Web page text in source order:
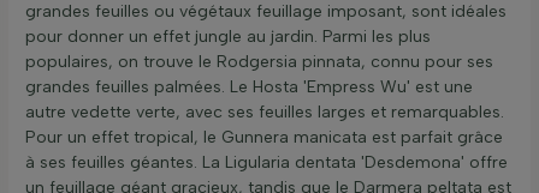
grandes feuilles ou végétaux feuillage imposant, sont idéales
pour donner un effet jungle au jardin. Parmi les plus
populaires, on trouve le Rodgersia pinnata, connu pour ses
grandes feuilles palmées. Le Hosta 'Empress Wu' est une
autre vedette verte, avec ses feuilles larges et remarquables.
Pour un effet tropical, le Gunnera manicata est parfait grâce
à ses feuilles géantes. La Ligularia dentata 'Desdemona' offre
un feuillage géant gracieux, tandis que le Darmera peltata est